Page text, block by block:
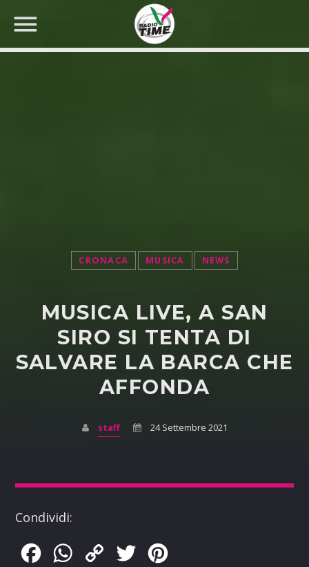
CRONACA MUSICA NEWS
MUSICA LIVE, A SAN
SIRO SI TENTA DI
SALVARE LA BARCA CHE
AFFONDA
staff 24 Settembre 2021
Condividi:
FacebookWhatsApp
Copy
Twitter